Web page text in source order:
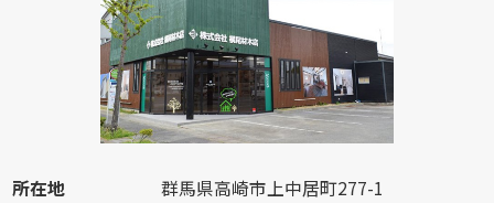
所在地 群馬県高崎市上中居町277-1